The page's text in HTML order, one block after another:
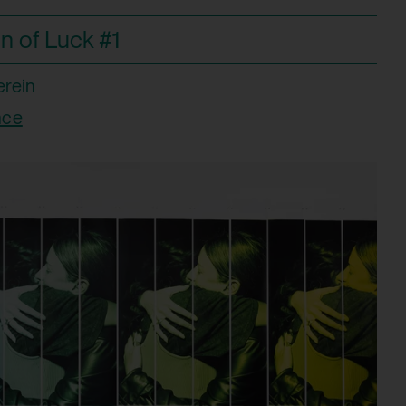
of Luck #1
Abruf eines auf anderen
Abruf eines auf anderen